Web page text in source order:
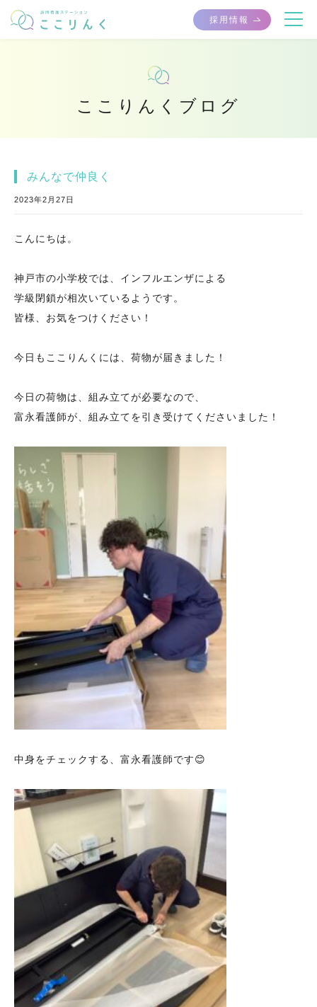
採用情報
ここりんくブログ
みんなで仲良く
2023年2月27日
こんにちは。
神戸市の小学校では、インフルエンザによる
学級閉鎖が相次いているようです。
皆様、お気をつけください！
今日もここりんくには、荷物が届きました！
今日の荷物は、組み立てが必要なので、
富永看護師が、組み立てを引き受けてくださいました！
中身をチェックする、富永看護師です😊